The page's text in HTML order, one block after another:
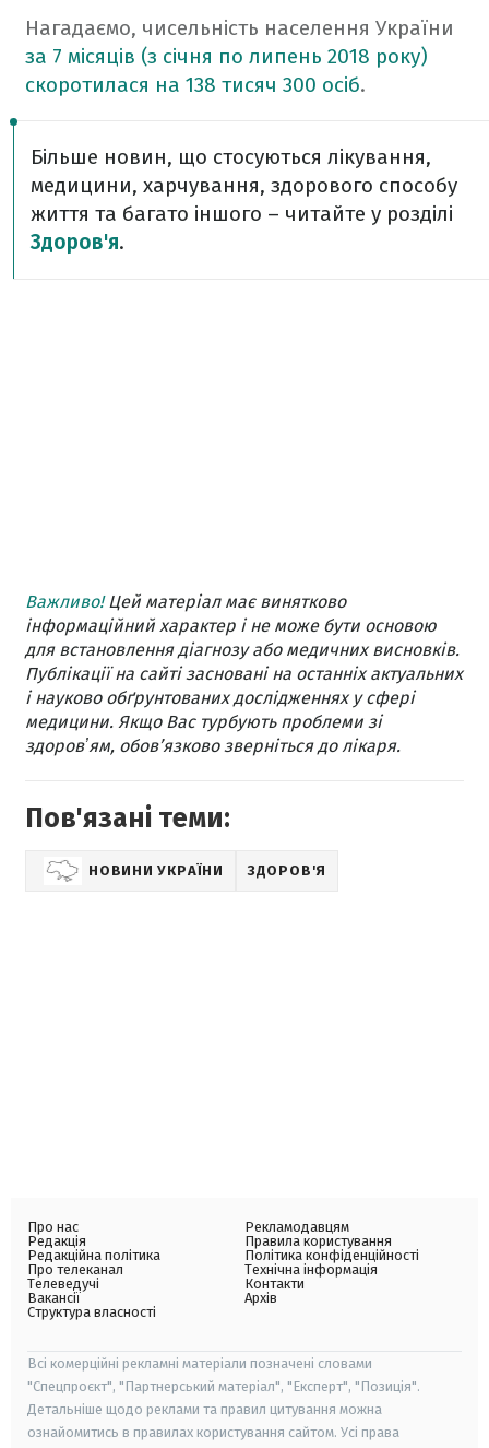
Нагадаємо, чисельність населення України
за 7 місяців (з січня по липень 2018 року)
скоротилася на 138 тисяч 300 осіб.
Більше новин, що стосуються лікування,
медицини, харчування, здорового способу
життя та багато іншого – читайте у розділі
Здоров'я.
Важливо!Цей матеріал має винятково
інформаційний характер і не може бути основою
для встановлення діагнозу або медичних висновків.
Публікації на сайті засновані на останніх актуальних
і науково обґрунтованих дослідженнях у сфері
медицини. Якщо Вас турбують проблеми зі
здоровʼям, обов’язково зверніться до лікаря.
Пов'язані теми:
НОВИНИ УКРАЇНИ ЗДОРОВ'Я
Про нас
Редакція
Редакційна політика
Про телеканал
Телеведучі
Вакансії
Структура власності
Рекламодавцям
Правила користування
Політика конфіденційності
Технічна інформація
Контакти
Архів
Всі комерційні рекламні матеріали позначені словами
"Спецпроєкт", "Партнерський матеріал", "Експерт", "Позиція".
Детальніше щодо реклами та правил цитування можна
ознайомитись в правилах користування сайтом. Усі права